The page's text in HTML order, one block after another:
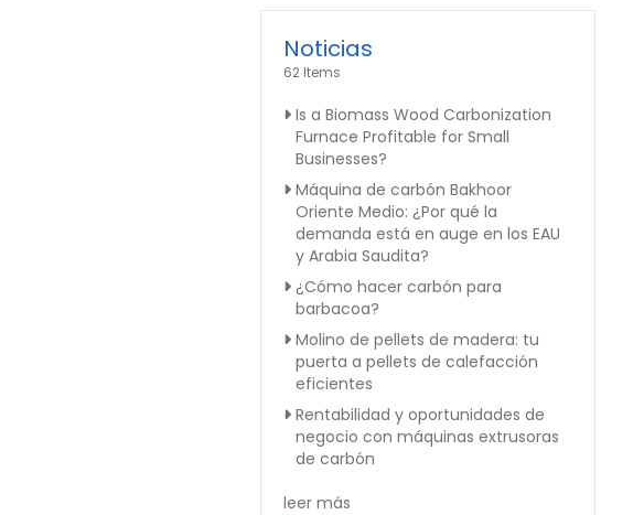
Noticias
62 Items
Is a Biomass Wood Carbonization
Furnace Profitable for Small
Businesses?
Máquina de carbón Bakhoor
Oriente Medio: ¿Por qué la
demanda está en auge en los EAU
y Arabia Saudita?
¿Cómo hacer carbón para
barbacoa?
Molino de pellets de madera: tu
puerta a pellets de calefacción
eficientes
Rentabilidad y oportunidades de
negocio con máquinas extrusoras
de carbón
leer más